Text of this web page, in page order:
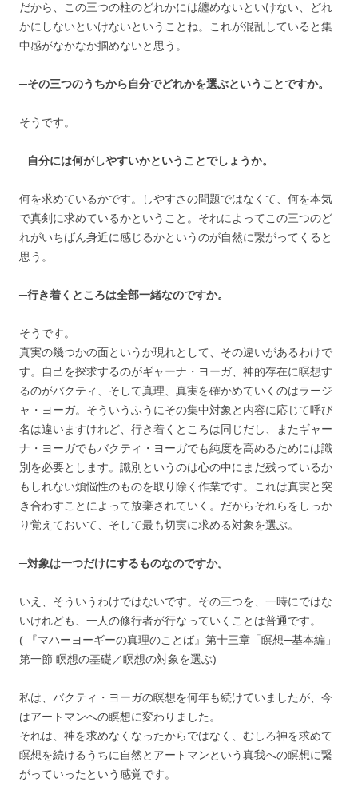
だから、この三つの柱のどれかには纏めないといけない、どれ
かにしないといけないということね。これが混乱していると集
中感がなかなか掴めないと思う。
─その三つのうちから自分でどれかを選ぶということですか。
そうです。
─自分には何がしやすいかということでしょうか。
何を求めているかです。しやすさの問題ではなくて、何を本気
で真剣に求めているかということ。それによってこの三つのど
れがいちばん身近に感じるかというのが自然に繋がってくると
思う。
─行き着くところは全部一緒なのですか。
そうです。
真実の幾つかの面というか現れとして、その違いがあるわけで
す。自己を探求するのがギャーナ・ヨーガ、神的存在に瞑想す
るのがバクティ、そして真理、真実を確かめていくのはラージ
ャ・ヨーガ。そういうふうにその集中対象と内容に応じて呼び
名は違いますけれど、行き着くところは同じだし、またギャー
ナ・ヨーガでもバクティ・ヨーガでも純度を高めるためには識
別を必要とします。識別というのは心の中にまだ残っているか
もしれない煩悩性のものを取り除く作業です。これは真実と突
き合わすことによって放棄されていく。だからそれらをしっか
り覚えておいて、そして最も切実に求める対象を選ぶ。
─対象は一つだけにするものなのですか。
いえ、そういうわけではないです。その三つを、一時にではな
いけれども、一人の修行者が行なっていくことは普通です。
( 『マハーヨーギーの真理のことば』第十三章「瞑想─基本編」
第一節 瞑想の基礎／瞑想の対象を選ぶ)
私は、バクティ・ヨーガの瞑想を何年も続けていましたが、今
はアートマンへの瞑想に変わりました。
それは、神を求めなくなったからではなく、むしろ神を求めて
瞑想を続けるうちに自然とアートマンという真我への瞑想に繋
がっていったという感覚です。